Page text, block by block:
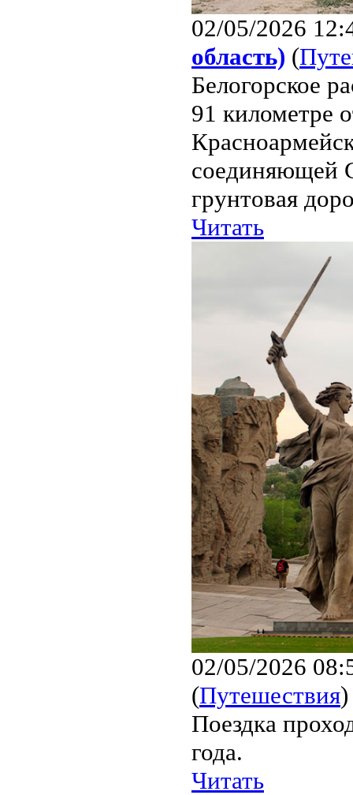
02/05/2026
область) (
Белогорское
91 километре
соединяющей
грунтовая
Читать
02/05/2026
(Путешествия)
Поездка
года.
Читать